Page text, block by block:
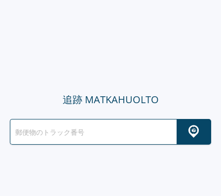
追跡 MATKAHUOLTO